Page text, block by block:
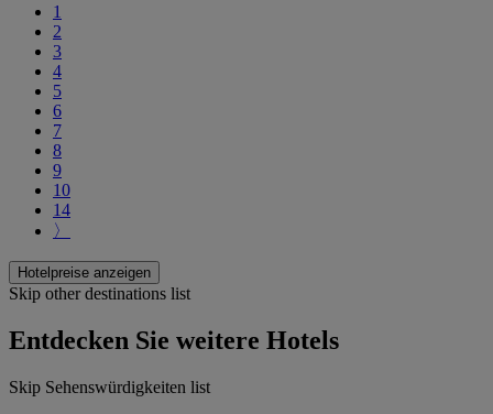
1
2
3
4
5
6
7
8
9
10
14
〉
Hotelpreise anzeigen
Skip other destinations list
Entdecken Sie weitere Hotels
Skip Sehenswürdigkeiten list